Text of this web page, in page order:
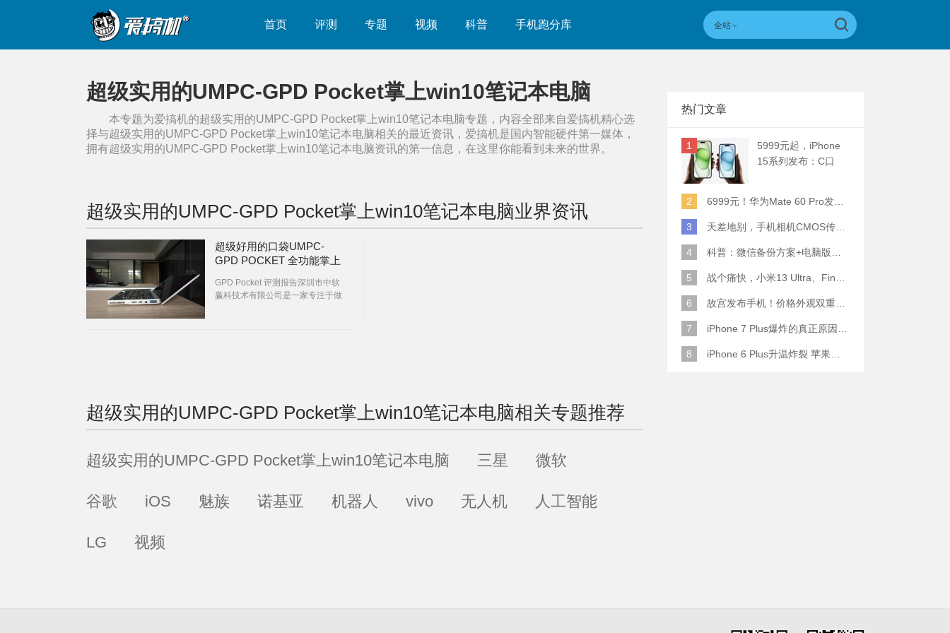
首页 评测 专题 视频 科普 手机跑分库 全站
超级实用的UMPC-GPD Pocket掌上win10笔记本电脑
本专题为爱搞机的超级实用的UMPC-GPD Pocket掌上win10笔记本电脑专题，内容全部来自爱搞机精心选
择与超级实用的UMPC-GPD Pocket掌上win10笔记本电脑相关的最近资讯，爱搞机是国内智能硬件第一媒体，
拥有超级实用的UMPC-GPD Pocket掌上win10笔记本电脑资讯的第一信息，在这里你能看到未来的世界。
超级实用的UMPC-GPD Pocket掌上win10笔记本电脑业界资讯
超级好用的口袋UMPC-
GPD POCKET 全功能掌上
GPD Pocket 评测报告深圳市中软
赢科技术有限公司是一家专注于做
超级实用的UMPC-GPD Pocket掌上win10笔记本电脑相关专题推荐
超级实用的UMPC-GPD Pocket掌上win10笔记本电脑 三星 微软
谷歌 iOS 魅族 诺基亚 机器人 vivo 无人机 人工智能
LG 视频
热门文章
1
5999元起，iPhone
15系列发布：C口
2
6999元！华为Mate 60 Pro发布：麒麟9000S+卫星通话 (附初步跑分)
3 天差地别，手机相机CMOS传感器实际面积对比
4 科普：微信备份方案+电脑版丢失数据恢复指南
5 战个痛快，小米13 Ultra、Find X6 Pro、vivo X90 Pro+、小米12SU拍照横评
6 故宫发布手机！价格外观双重逆天！
7 iPhone 7 Plus爆炸的真正原因原来是这样
8 iPhone 6 Plus升温炸裂 苹果赔了一部全新的